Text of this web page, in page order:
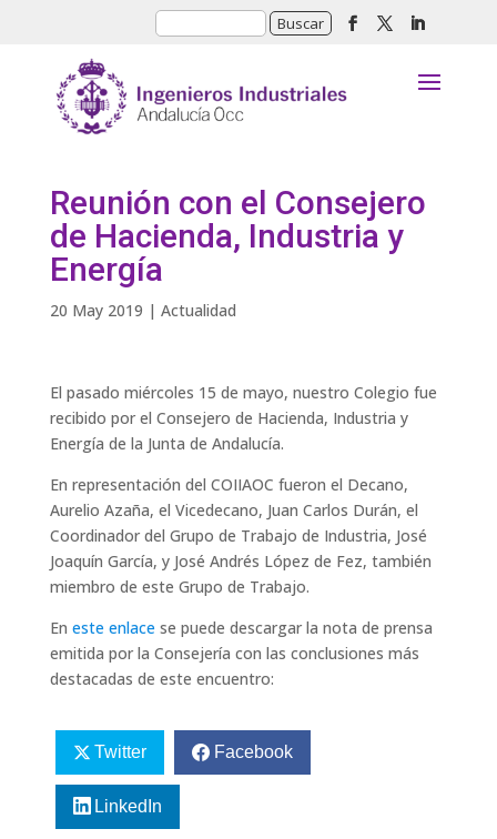
Reunión con el Consejero
de Hacienda, Industria y
Energía
20 May 2019 | Actualidad
El pasado miércoles 15 de mayo, nuestro Colegio fue
recibido por el Consejero de Hacienda, Industria y
Energía de la Junta de Andalucía.
En representación del COIIAOC fueron el Decano,
Aurelio Azaña, el Vicedecano, Juan Carlos Durán, el
Coordinador del Grupo de Trabajo de Industria, José
Joaquín García, y José Andrés López de Fez, también
miembro de este Grupo de Trabajo.
En este enlace se puede descargar la nota de prensa
emitida por la Consejería con las conclusiones más
destacadas de este encuentro:
Twitter Facebook
LinkedIn